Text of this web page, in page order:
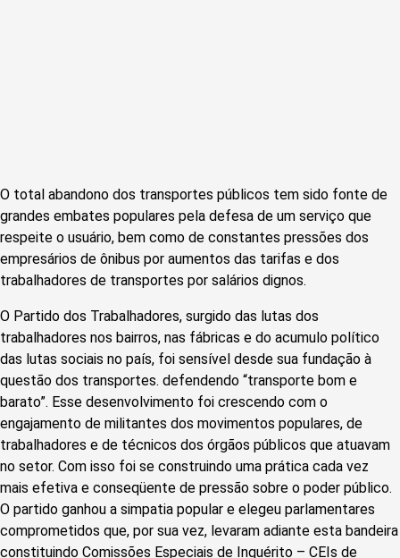
O total abandono dos transportes públicos tem sido fonte de
grandes embates populares pela defesa de um serviço que
respeite o usuário, bem como de constantes pressões dos
empresários de ônibus por aumentos das tarifas e dos
trabalhadores de transportes por salários dignos.
O Partido dos Trabalhadores, surgido das lutas dos
trabalhadores nos bairros, nas fábricas e do acumulo político
das lutas sociais no país, foi sensível desde sua fundação à
questão dos transportes. defendendo “transporte bom e
barato”. Esse desenvolvimento foi crescendo com o
engajamento de militantes dos movimentos populares, de
trabalhadores e de técnicos dos órgãos públicos que atuavam
no setor. Com isso foi se construindo uma prática cada vez
mais efetiva e conseqüente de pressão sobre o poder público.
O partido ganhou a simpatia popular e elegeu parlamentares
comprometidos que, por sua vez, levaram adiante esta bandeira
constituindo Comissões Especiais de Inquérito – CEIs de